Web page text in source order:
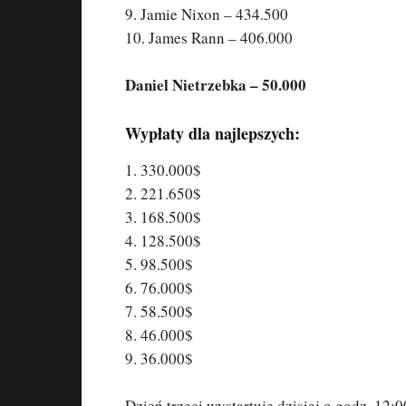
9. Jamie Nixon – 434.500
10. James Rann – 406.000
Daniel Nietrzebka – 50.000
Wypłaty dla najlepszych:
1. 330.000$
2. 221.650$
3. 168.500$
4. 128.500$
5. 98.500$
6. 76.000$
7. 58.500$
8. 46.000$
9. 36.000$